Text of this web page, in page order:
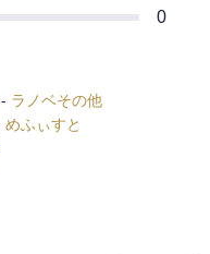
0
- ラノベその他
めふぃすと